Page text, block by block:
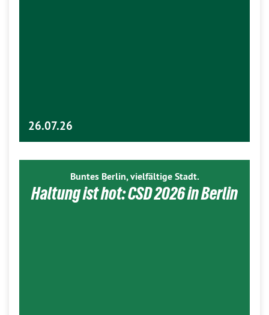
26.07.26
Buntes Berlin, vielfältige Stadt.
Haltung ist hot: CSD 2026 in Berlin